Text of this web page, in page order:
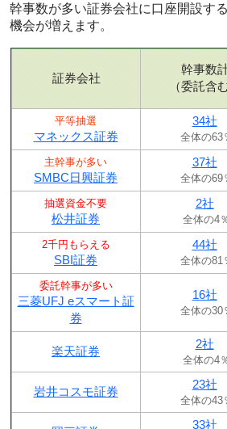
幹事数が多い証券会社に口座開設す
機会が増えます。
証券会社
幹事数
（委託含む
平等抽選
マネックス証券
34社
全体の63
主幹事が多い
SMBC日興証券
37社
全体の69
抽選資金不要
松井証券
2社
全体の4
2千円もらえる
SBI証券
44社
全体の81
委託幹事が多い
三菱UFJ eスマート証
券
16社
全体の30
楽天証券
2社
全体の4
岩井コスモ証券
23社
全体の43
33社